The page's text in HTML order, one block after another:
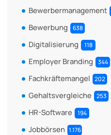
Bewerbermanagement
Bewerbung 638
Digitalisierung 118
Employer Branding 344
Fachkräftemangel 202
Gehaltsvergleiche 253
HR-Software 194
Jobbörsen 1.176